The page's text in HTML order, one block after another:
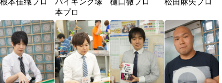
根本佳織プロ
バイキング塚
本プロ
樋口徹プロ 松田麻矢プロ